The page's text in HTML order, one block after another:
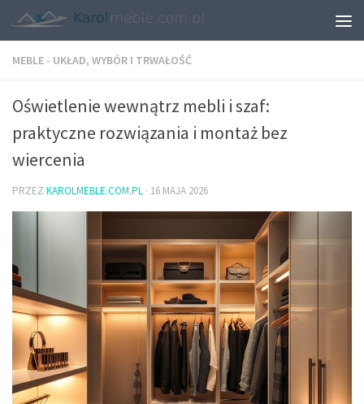
MEBLE - UKŁAD, WYBÓR I TRWAŁOŚĆ
Oświetlenie wewnątrz mebli i szaf:
praktyczne rozwiązania i montaż bez
wiercenia
PRZEZ KAROLMEBLE.COM.PL · 16 MAJA 2026